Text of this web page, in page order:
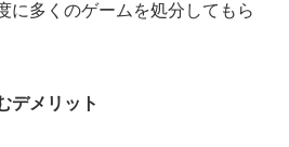
に多くのゲームを処分してもら
デメリット